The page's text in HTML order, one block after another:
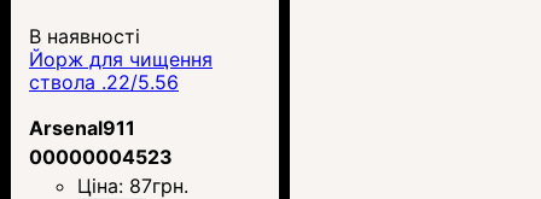
В наявності
Йорж для чищення
ствола .22/5.56
Arsenal911
00000004523
Ціна: 87грн.